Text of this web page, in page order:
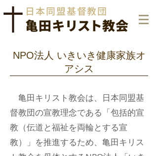
日本同盟基督教団
亀田キリスト教会
NPO法人 いきいき健康家族オ
アシス
亀田キリスト教会は、日本同盟基
督教団の宣教理念である「包括的宣
教（伝道と福祉を両輪とする宣
教）」を推進するため、亀田キリス